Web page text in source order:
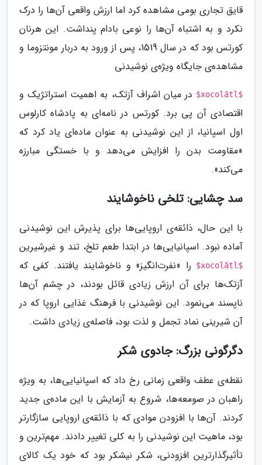
قایق تجاری بومی مشاهده کرد اما ارزش واقعی آن‌ها را درک
نکرد و به اشتباه آن‌ها را نوعی بادام پنداشت. این هرنان
کورتس بود که در سال 1519، پس از ورود به دربار مونتزوما و
مشاهده‌ی جایگاه ویژه‌ی نوشیدنی
$xocolātl$
در میان اشراف آزتک، به اهمیت استراتژیک و
اقتصادی آن پی برد. کورتس در نامه‌ای به پادشاه کارلوس
اول اسپانیا، از این نوشیدنی به عنوان ماده‌ای یاد کرد که
«مقاومت بدن را افزایش می‌دهد و با خستگی مبارزه
می‌کند».
سد چشایی: تلخی ناخوشایند
با این حال، ذائقه‌ی اروپایی‌ها برای پذیرش این نوشیدنی
آماده نبود. اسپانیایی‌ها در ابتدا طعم تلخ، تند و غیرشیرین
$xocolātl$
را «نفرت‌انگیز» و ناخوشایند یافتند. کفی که
آزتک‌ها برای آن ارزش زیادی قائل بودند، در چشم آن‌ها
ناپسند می‌نمود. این نوشیدنی با فرهنگ غذایی اروپا که در
آن شیرینی نماد تجمل و لذت بود، فاصله‌ی زیادی داشت.
دگرگونی بزرگ: جادوی شکر
نقطه‌ی عطف واقعی زمانی رخ داد که اسپانیایی‌ها، به ویژه
راهبان در صومعه‌ها، شروع به آزمایش با این ماده‌ی جدید
کردند. آن‌ها با افزودن موادی که با ذائقه‌ی اروپایی سازگارتر
بود، ماهیت این نوشیدنی را به کلی تغییر دادند. مهم‌ترین و
تأثیرگذارترین افزودنی، شکر نیشکر بود که خود یک کالای